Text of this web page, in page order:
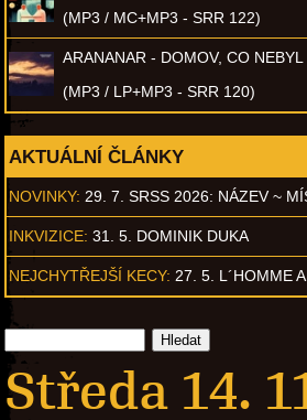
(MP3 / MC+MP3 - SRR 122)
ARANANAR - DOMOV, CO NEBYL
(MP3 / LP+MP3 - SRR 120)
AKTUÁLNÍ ČLÁNKY
NOVINKY: 29. 7. SRSS 2026: NÁZEV ~
INKVIZICE: 31. 5. DOMINIK DUKA
NEJCHYTŘEJŠÍ KECY: 27. 5. L´HOMME
Středa 14.